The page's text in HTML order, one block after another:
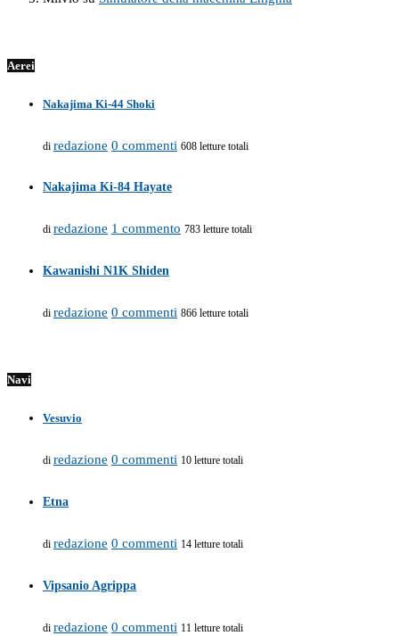
Aerei
Nakajima Ki-44 Shoki
di redazione 0 commenti 608 letture totali
Nakajima Ki-84 Hayate
di redazione 1 commento 783 letture totali
Kawanishi N1K Shiden
di redazione 0 commenti 866 letture totali
Navi
Vesuvio
di redazione 0 commenti 10 letture totali
Etna
di redazione 0 commenti 14 letture totali
Vipsanio Agrippa
di redazione 0 commenti 11 letture totali